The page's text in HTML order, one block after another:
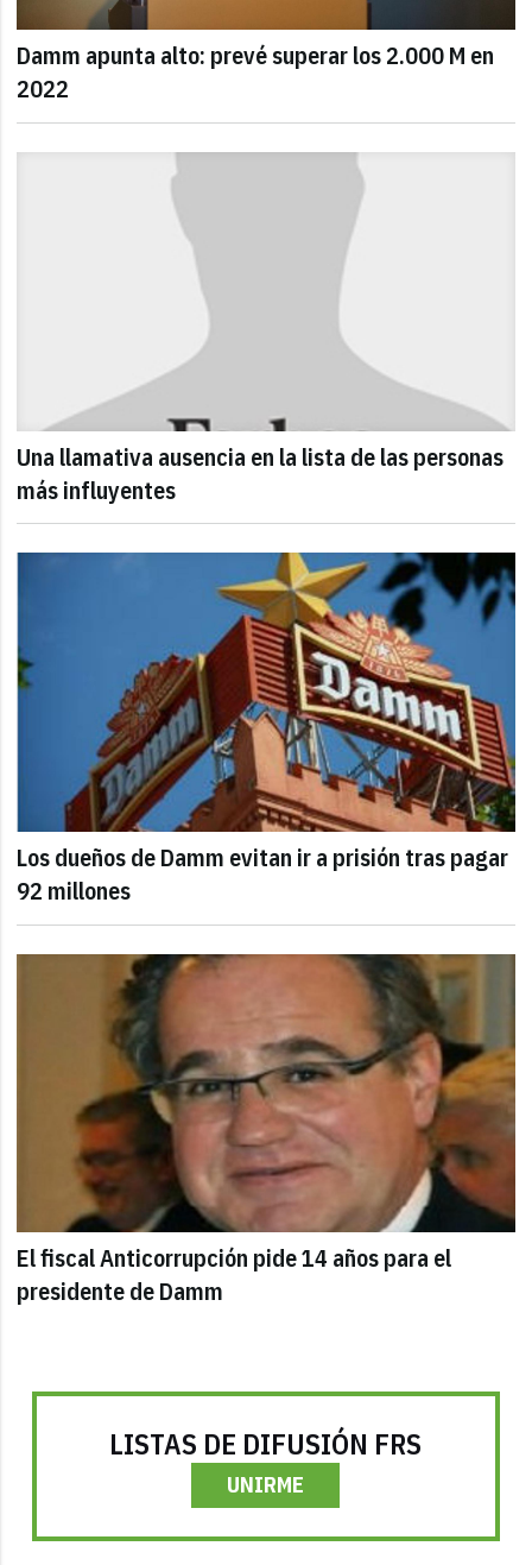
Damm apunta alto: prevé superar los 2.000 M en
2022
Una llamativa ausencia en la lista de las personas
más influyentes
Los dueños de Damm evitan ir a prisión tras pagar
92 millones
El fiscal Anticorrupción pide 14 años para el
presidente de Damm
LISTAS DE DIFUSIÓN FRS
UNIRME